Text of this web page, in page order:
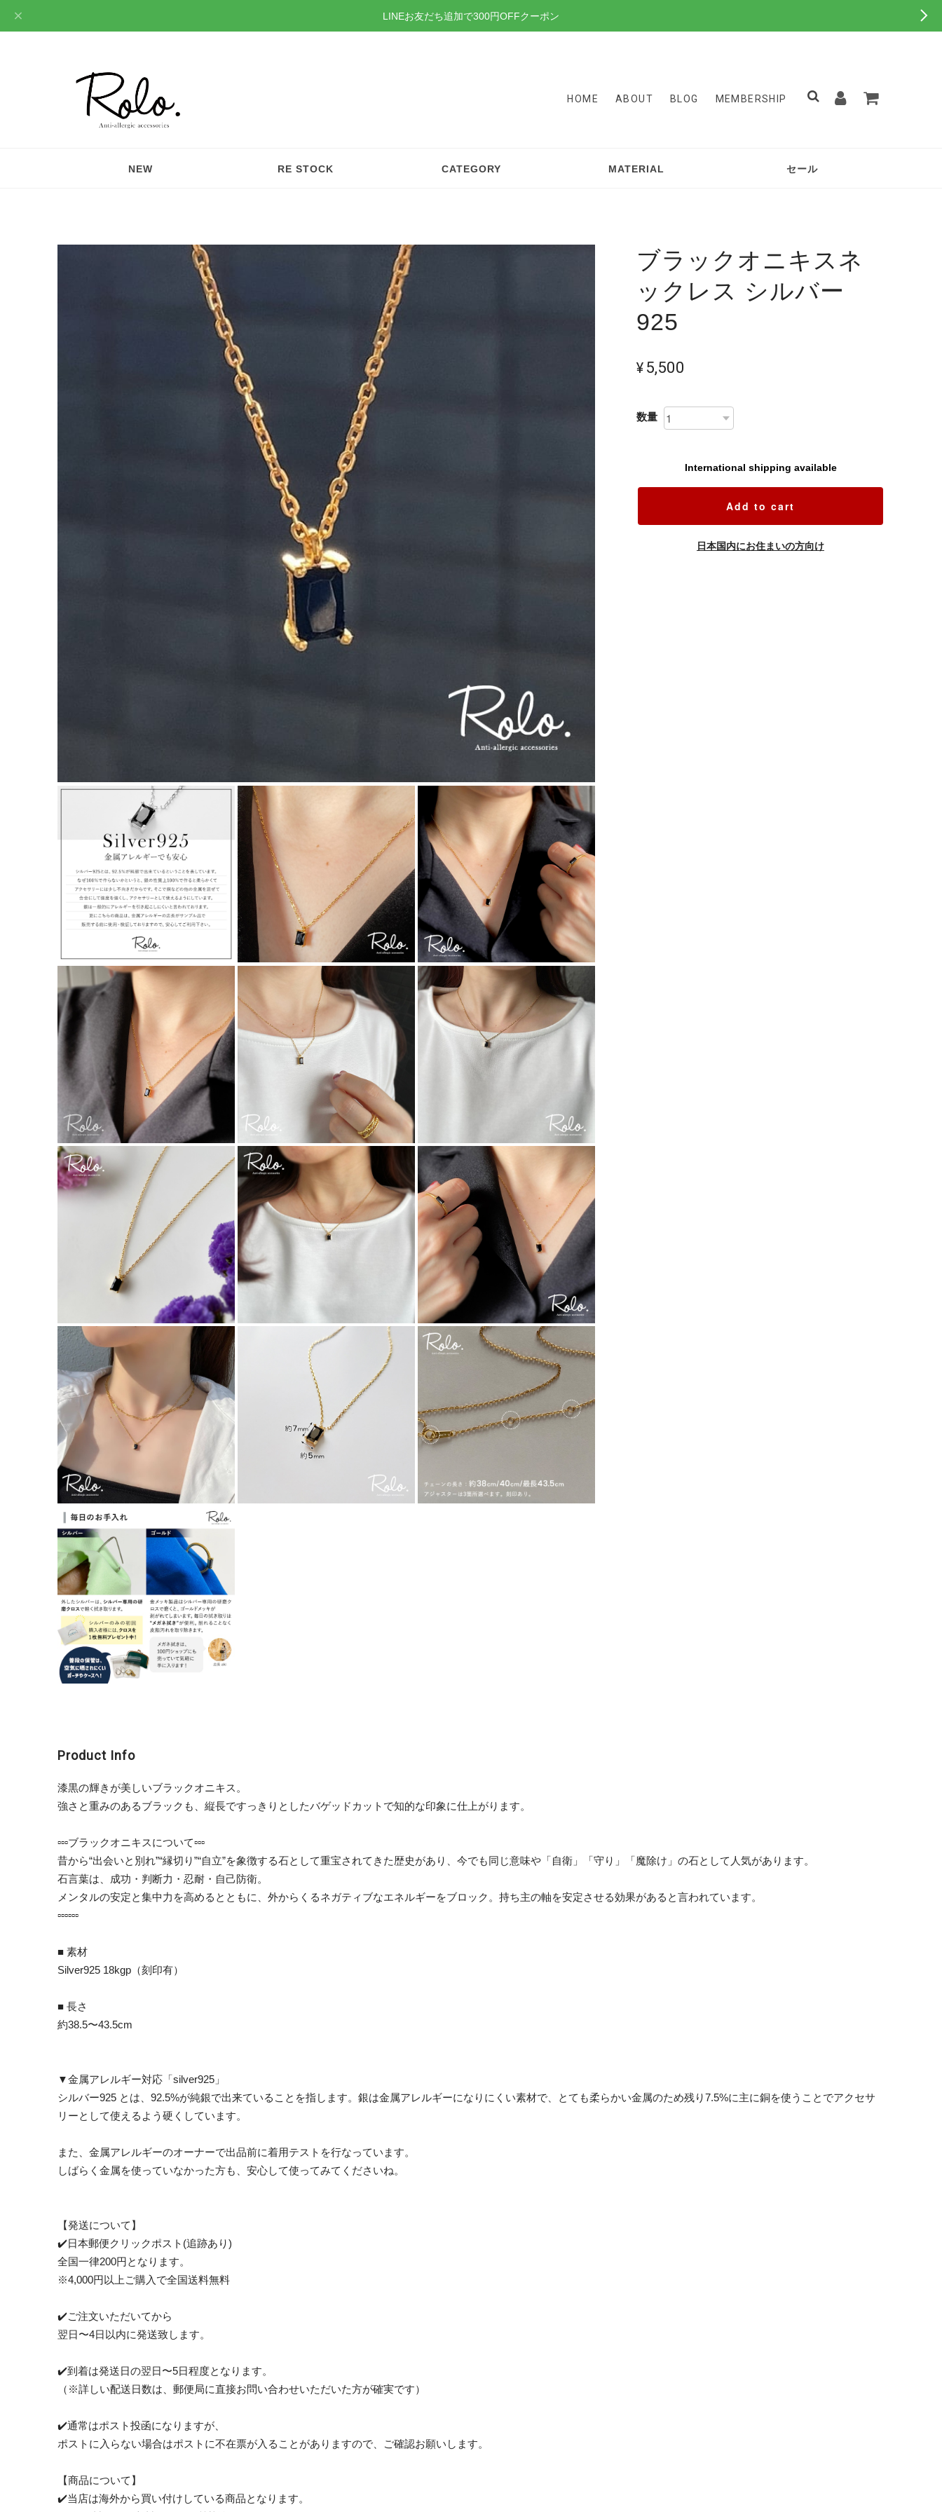
LINEお友だち追加で300円OFFクーポン
HOME ABOUT BLOG MEMBERSHIP
NEW RE STOCK CATEGORY MATERIAL セール
ブラックオニキスネ
ックレス シルバー
925
¥5,500
数量
International shipping available
Add to cart
日本国内にお住まいの方向け
Product Info
漆黒の輝きが美しいブラックオニキス。
強さと重みのあるブラックも、縦長ですっきりとしたバゲッドカットで知的な印象に仕上がります。
▫︎▫︎▫︎ブラックオニキスについて▫︎▫︎▫︎
昔から“出会いと別れ”“縁切り”“自立”を象徴する石として重宝されてきた歴史があり、今でも同じ意味や「自衛」「守り」「魔除け」の石として人気があります。
石言葉は、成功・判断力・忍耐・自己防衛。
メンタルの安定と集中力を高めるとともに、外からくるネガティブなエネルギーをブロック。持ち主の軸を安定させる効果があると言われています。
▫︎▫︎▫︎▫︎▫︎▫︎
■ 素材
Silver925 18kgp（刻印有）
■ 長さ
約38.5〜43.5cm
▼金属アレルギー対応「silver925」
シルバー925 とは、92.5%が純銀で出来ていることを指します。銀は金属アレルギーになりにくい素材で、とても柔らかい金属のため残り7.5%に主に銅を使うことでアクセサ
リーとして使えるよう硬くしています。
また、金属アレルギーのオーナーで出品前に着用テストを行なっています。
しばらく金属を使っていなかった方も、安心して使ってみてくださいね。
【発送について】
✔️日本郵便クリックポスト(追跡あり)
全国一律200円となります。
※4,000円以上ご購入で全国送料無料
✔️ご注文いただいてから
翌日〜4日以内に発送致します。
✔️到着は発送日の翌日〜5日程度となります。
（※詳しい配送日数は、郵便局に直接お問い合わせいただいた方が確実です）
✔️通常はポスト投函になりますが、
ポストに入らない場合はポストに不在票が入ることがありますので、ご確認お願いします。
【商品について】
✔️当店は海外から買い付けしている商品となります。